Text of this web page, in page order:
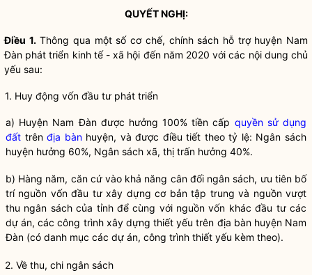
QUYẾT NGHỊ:
Điều 1.Thông qua một số cơ chế, chính sách hỗ trợ huyện Nam
Đàn phát triển kinh tế - xã hội đến năm 2020 với các nội dung chủ
yếu sau:
1. Huy động vốn đầu tư phát triển
a) Huyện Nam Đàn được hưởng 100% tiền cấp quyền sử dụng
đất trênđịa bànhuyện, và được điều tiết theo tỷ lệ: Ngân sách
huyện hưởng 60%, Ngân sách xã, thị trấn hưởng 40%.
b) Hàng năm, căn cứ vào khả năng cân đối ngân sách, ưu tiên bố
trí nguồn vốn đầu tư xây dựng cơ bản tập trung và nguồn vượt
thu ngân sách của tỉnh để cùng với nguồn vốn khác đầu tư các
dự án, các công trình xây dựng thiết yếu trên địa bànhuyện Nam
Đàn (có danh mục các dự án, công trình thiết yếu kèm theo).
2. Về thu, chi ngân sách